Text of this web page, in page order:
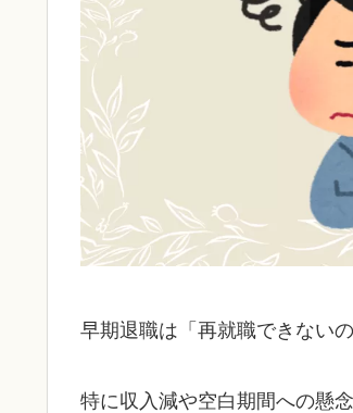
早期退職は「再就職できない
特に収入減や空白期間への懸